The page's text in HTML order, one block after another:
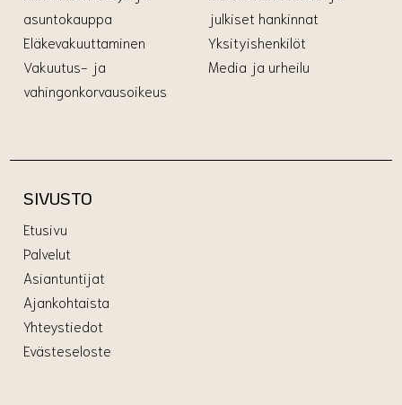
asuntokauppa
Eläkevakuuttaminen
Vakuutus- ja
vahingonkorvausoikeus
julkiset hankinnat
Yksityishenkilöt
Media ja urheilu
SIVUSTO
Etusivu
Palvelut
Asiantuntijat
Ajankohtaista
Yhteystiedot
Evästeseloste